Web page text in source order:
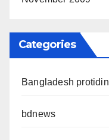
Categories
Bangladesh protidin
bdnews